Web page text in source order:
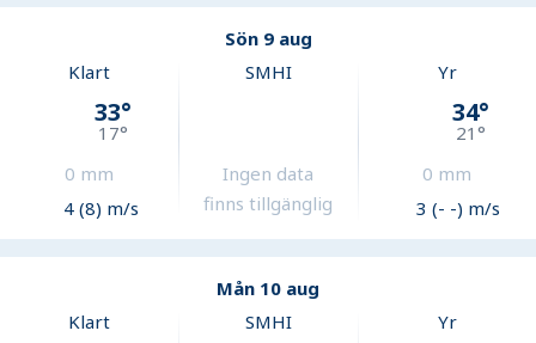
Sön 9 aug
Klart
33°
17°
0 mm
4 (8) m/s
SMHI
Ingen data
finns tillgänglig
Yr
34°
21°
0 mm
3 (- -) m/s
Mån 10 aug
Klart
SMHI Yr